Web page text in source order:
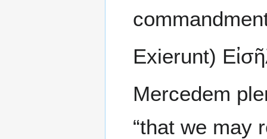
Exierunt)
Mercedem
“that we may